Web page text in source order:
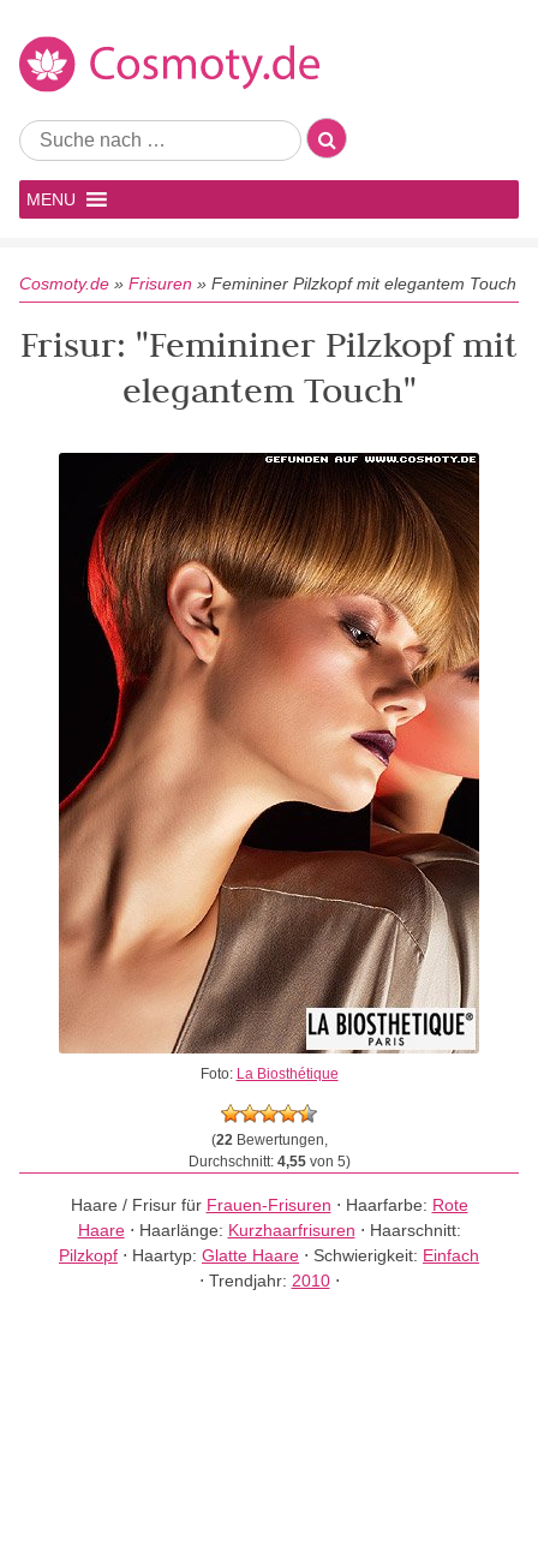
MENU
Cosmoty.de » Frisuren » Femininer Pilzkopf mit elegantem Touch
Frisur: "Femininer Pilzkopf mit
elegantem Touch"
Foto: La Biosthétique
(22Bewertungen,
Durchschnitt: 4,55von 5)
Haare / Frisur für Frauen-Frisuren ⋅ Haarfarbe: Rote
Haare⋅ Haarlänge: Kurzhaarfrisuren ⋅ Haarschnitt:
Pilzkopf ⋅ Haartyp: Glatte Haare ⋅ Schwierigkeit: Einfach
⋅ Trendjahr: 2010⋅